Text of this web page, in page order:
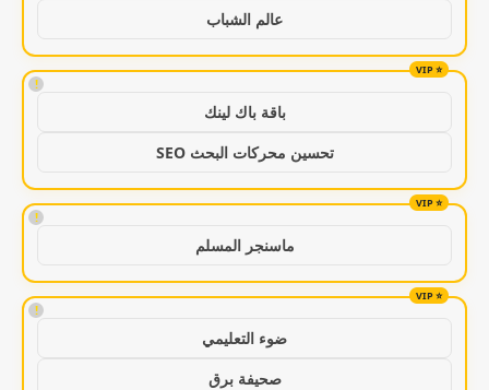
عالم الشباب
!
باقة باك لينك
تحسين محركات البحث SEO
!
ماسنجر المسلم
!
ضوء التعليمي
صحيفة برق